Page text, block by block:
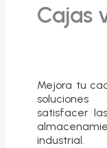
Cajas
Mejora tu
satisfacer
industrial.